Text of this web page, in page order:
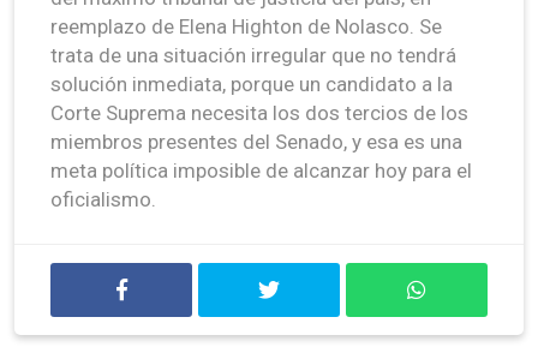
reemplazo de Elena Highton de Nolasco. Se
trata de una situación irregular que no tendrá
solución inmediata, porque un candidato a la
Corte Suprema necesita los dos tercios de los
miembros presentes del Senado, y esa es una
meta política imposible de alcanzar hoy para el
oficialismo.